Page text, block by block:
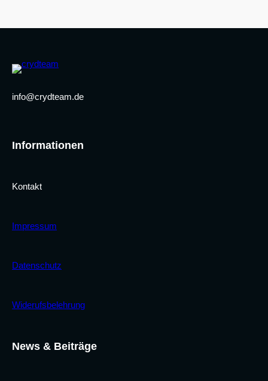
info@crydteam.de
Informationen
Kontakt
Impressum
Datenschutz
Widerufsbelehrung
News & Beiträge